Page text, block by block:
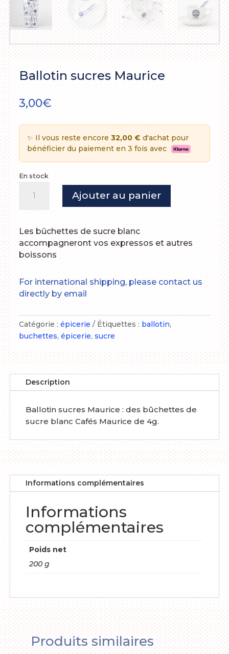
Ballotin sucres Maurice
3,00€
✨ Il vous reste encore 32,00 € d'achat pour
bénéficier du paiement en 3 fois avec
En stock
Maurice
Ajouter au panier
Les bûchettes de sucre blanc
accompagneront vos expressos et autres
boissons
For international shipping, please contact us
directly by email
Catégorie : épicerie Étiquettes : ballotin,
buchettes, épicerie, sucre
Description
Ballotin sucres Maurice : des bûchettes de
sucre blanc Cafés Maurice de 4g.
Informations complémentaires
Informations
complémentaires
Poids net
200 g
Produits similaires